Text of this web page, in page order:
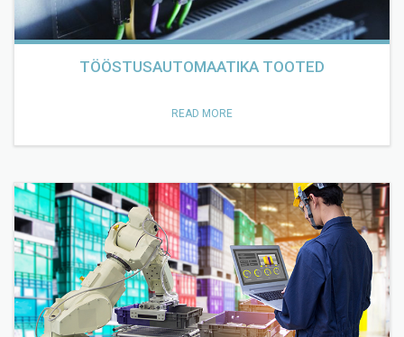
TÖÖSTUSAUTOMAATIKA TOOTED
READ MORE